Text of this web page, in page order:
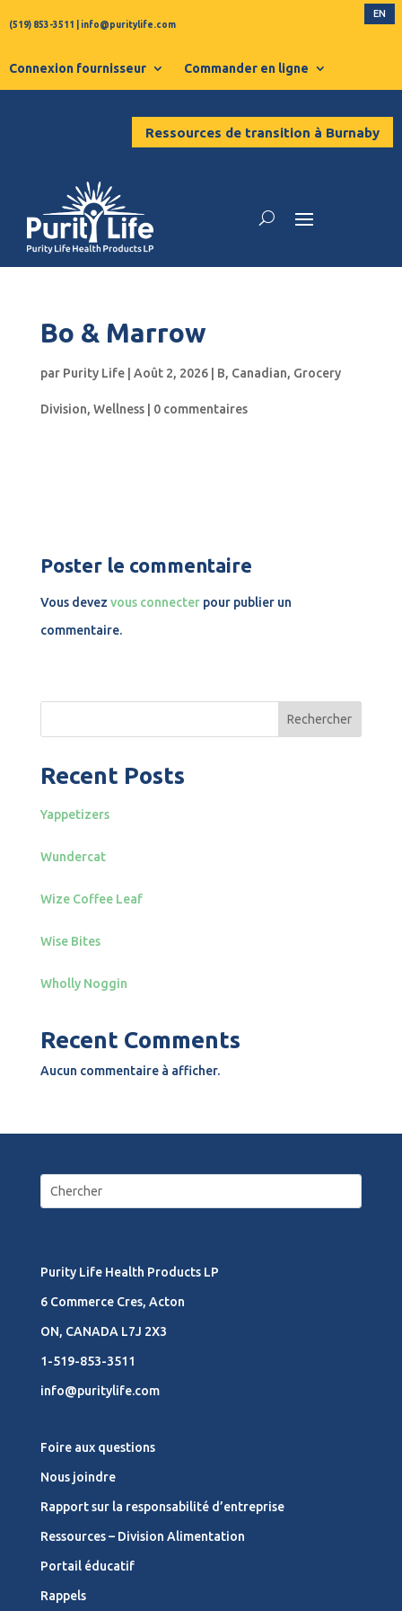
(519) 853-3511 info@puritylife.com
EN
Connexion fournisseur Commander en ligne
Ressources de transition à Burnaby
Bo & Marrow
par Purity Life| Août 2, 2026| B, Canadian, Grocery
Division, Wellness| 0 commentaires
Poster le commentaire
Vous devez vous connecterpour publier un
commentaire.
Rechercher
Recent Posts
Yappetizers
Wundercat
Wize Coffee Leaf
Wise Bites
Wholly Noggin
Recent Comments
Aucun commentaire à afficher.
Purity Life Health Products LP
6 Commerce Cres, Acton
ON, CANADA L7J 2X3
1-519-853-3511
info@puritylife.com
Foire aux questions
Nous joindre
Rapport sur la responsabilité d’entreprise
Ressources – Division Alimentation
Portail éducatif
Rappels